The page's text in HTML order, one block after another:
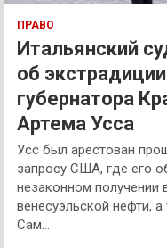
ПРАВО
Итальянский
об
губернатора
Артема Усса
Усс был арестован
запросу США, где его
незаконном получении
венесуэльской нефти,
Сам…